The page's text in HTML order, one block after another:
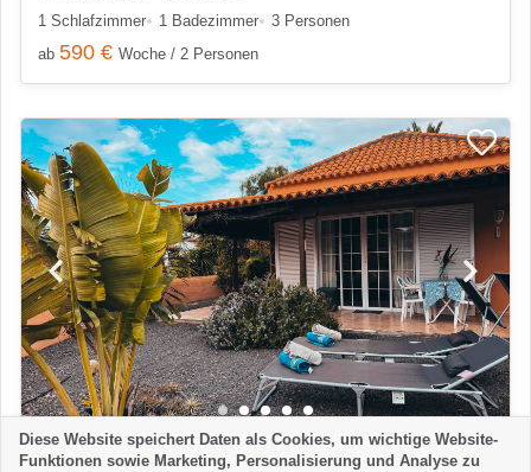
1 Schlafzimmer
1 Badezimmer
3 Personen
ab 590 € Woche / 2 Personen
BUNGALOW
Diese Website speichert Daten als Cookies, um wichtige Website-
Funktionen sowie Marketing, Personalisierung und Analyse zu